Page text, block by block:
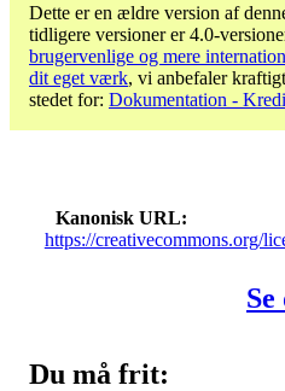
Dette er en ældre version af
tidligere versioner er 4.0-
brugervenlige og mere
dit eget værk, vi anbefaler
stedet for: Dokumentation -
Kanonisk URL
https://creativecommons.org/
Du må frit: